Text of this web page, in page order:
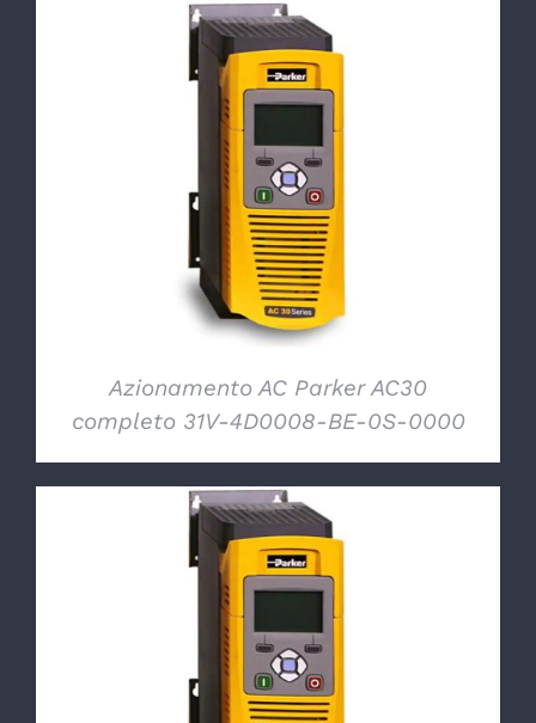
DETTAGLI
Azionamento AC Parker AC30
completo 31V-4D0008-BE-0S-0000
DETTAGLI